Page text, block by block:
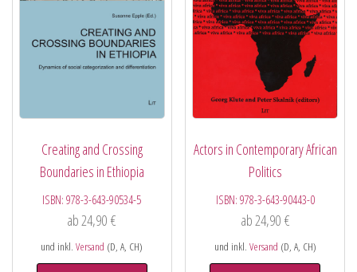
Creating and Crossing
Boundaries in Ethiopia
ISBN:978-3-643-90534-5
ab24,90€
und inkl.Versand (D, A, CH)
Actors in Contemporary African
Politics
ISBN: 978-3-643-90443-0
ab24,90 €
und inkl. Versand (D, A, CH)